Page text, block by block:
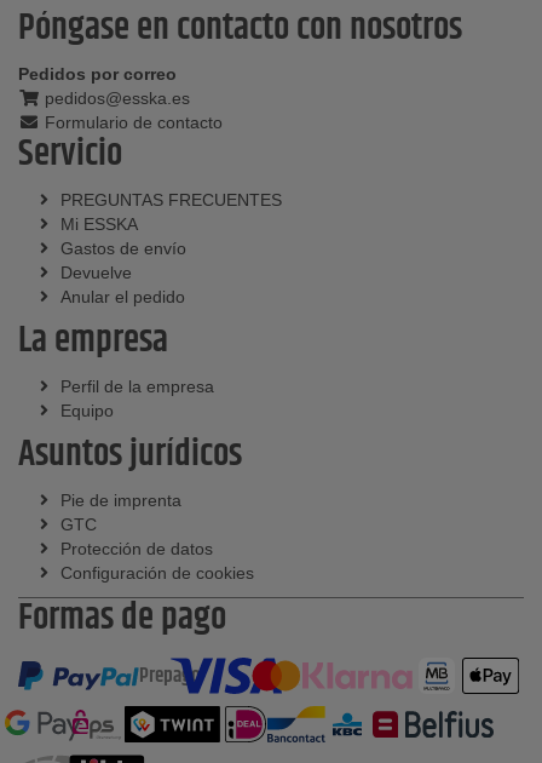
Póngase en contacto con nosotros
Pedidos por correo
pedidos@esska.es
Formulario de contacto
Servicio
PREGUNTAS FRECUENTES
Mi ESSKA
Gastos de envío
Devuelve
Anular el pedido
La empresa
Perfil de la empresa
Equipo
Asuntos jurídicos
Pie de imprenta
GTC
Protección de datos
Configuración de cookies
Formas de pago
Prepago